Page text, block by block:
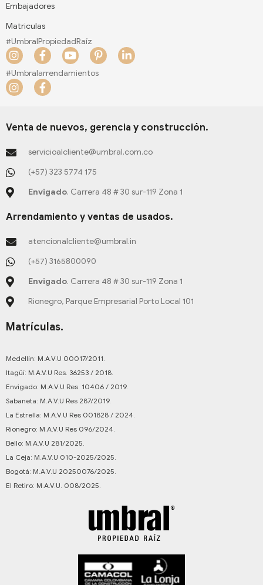
Embajadores
Matriculas
#UmbralPropiedadRaíz
I
n
s
t
a
a
F
a
c
e
b
k
f
Y
o
u
P
i
n
s
-
p
L
i
n
i
n
#Umbralarrendamientos
I
n
a
r
a
m
F
a
b
o
k
-
f
Venta de nuevos, gerencia y construcción.
servicioalcliente@umbral.com.co
(+57) 323 5774 175
Envigado. Carrera 48 # 30 sur-119 Zona 1
Arrendamiento y ventas de usados.
atencionalcliente@umbral.in
(+57) 3165800090
Envigado. Carrera 48 # 30 sur-119 Zona 1
Rionegro, Parque Empresarial Porto Local 101
Matrículas.
Medellín: M.A.V.U 00017/2011.
Itagüí: M.A.V.U Res. 36253 / 2018.
Envigado: M.A.V.U Res. 10406 / 2019.
Sabaneta: M.A.V.U Res 287/2019.
La Estrella: M.A.V.U Res 001828 / 2024.
Rionegro: M.A.V.U Res 096/2024.
Bello: M.A.V.U 281/2025.
La Ceja: M.A.V.U 010-2025/2025.
Bogotá: M.A.V.U 20250076/2025.
El Retiro: M.A.V.U. 008/2025.